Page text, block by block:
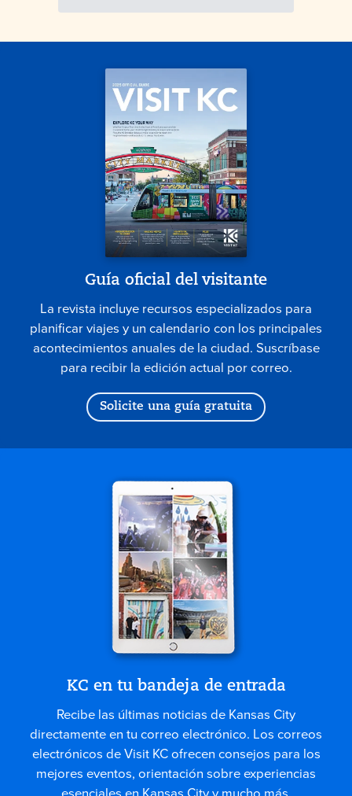
Guía oficial del visitante
La revista incluye recursos especializados para
planificar viajes y un calendario con los principales
acontecimientos anuales de la ciudad. Suscríbase
para recibir la edición actual por correo.
Solicite una guía gratuita
KC en tu bandeja de entrada
Recibe las últimas noticias de Kansas City
directamente en tu correo electrónico. Los correos
electrónicos de Visit KC ofrecen consejos para los
mejores eventos, orientación sobre experiencias